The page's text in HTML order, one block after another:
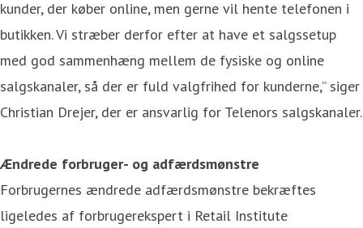
kunder, der køber online, men gerne vil hente telefonen i
butikken. Vi stræber derfor efter at have et salgssetup
med god sammenhæng mellem de fysiske og online
salgskanaler, så der er fuld valgfrihed for kunderne,” siger
Christian Drejer, der er ansvarlig for Telenors salgskanaler.
Ændrede forbruger- og adfærdsmønstre
Forbrugernes ændrede adfærdsmønstre bekræftes
ligeledes af forbrugerekspert i Retail Institute